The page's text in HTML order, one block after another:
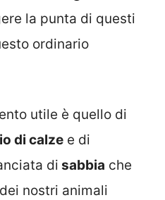
la punta di questi
ordinario
utile è quello di
di calze e di
di sabbia che
dei nostri animali